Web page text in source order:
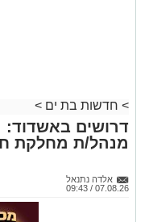
> חדשות בת ים >
דרושים באשדוד:
מנהל/ת מחלקת
אלדה נתנאל
07.08.26 / 09:43